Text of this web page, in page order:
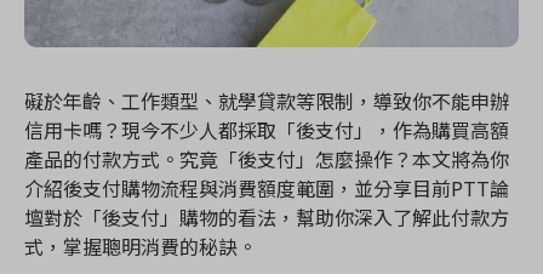
礙於年齡、工作類型、就學貸款等限制，導致你不能申辦
信用卡嗎？現今不少人都採取「後支付」，作為購買高額
產品的付款方式。究竟「後支付」怎麼操作？本文將為你
介紹後支付購物流程與消費額度範圍，並分享目前PTT論
壇對於「後支付」購物的看法，幫助你深入了解此付款方
式，掌握聰明消費的秘訣。